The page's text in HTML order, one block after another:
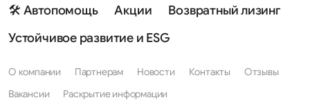
🛠 Автопомощь
Акции
Возвратный лизинг
Устойчивое развитие и ESG
О компании Партнерам Новости Контакты
Отзывы
Вакансии
Раскрытие информации